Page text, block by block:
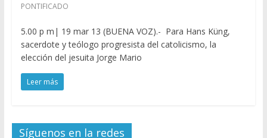
PONTIFICADO
5.00 p m| 19 mar 13 (BUENA VOZ).- Para Hans Küng,
sacerdote y teólogo progresista del catolicismo, la
elección del jesuita Jorge Mario
Leer más
Síguenos en la redes